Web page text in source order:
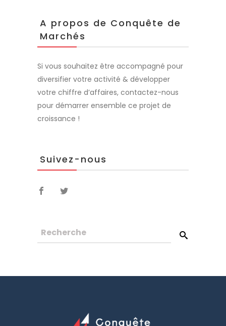
A propos de Conquête de
Marchés
Si vous souhaitez être accompagné pour
diversifier votre activité & développer
votre chiffre d’affaires, contactez-nous
pour démarrer ensemble ce projet de
croissance !
Suivez-nous